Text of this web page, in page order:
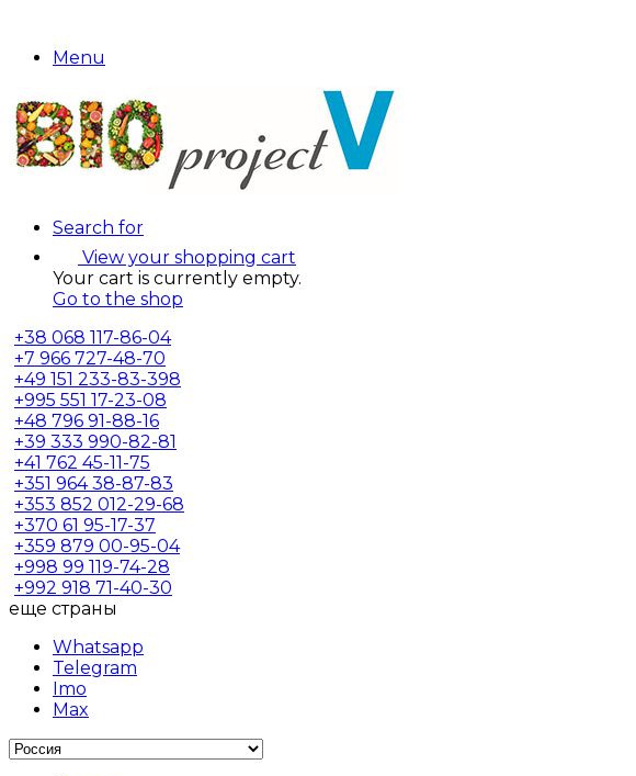
Menu
Search for
View your shopping cart
Your cart is currently empty.
Go to the shop
+38 068 117-86-04
+7 966 727-48-70
+49 151 233-83-398
+995 551 17-23-08
+48 796 91-88-16
+39 333 990-82-81
+41 762 45-11-75
+351 964 38-87-83
+353 852 012-29-68
+370 61 95-17-37
+359 879 00-95-04
+998 99 119-74-28
+992 918 71-40-30
еще страны
Whatsapp
Telegram
Imo
Max